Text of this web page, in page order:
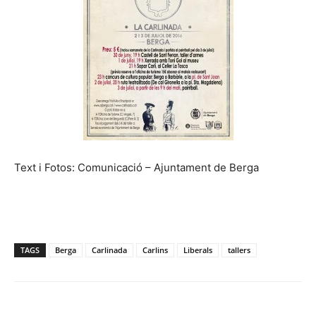
Text i Fotos: Comunicació – Ajuntament de Berga
TAGS Berga Carlinada Carlins Liberals tallers